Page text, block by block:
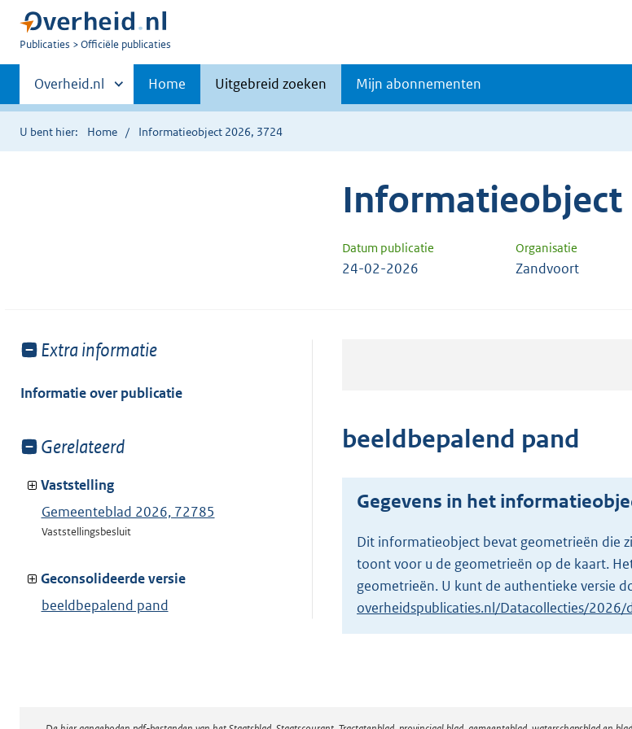
U
Publicaties Officiële publicaties
Primaire
navigatie
Andere
sites
binnen
Overheid.nl Home Uitgebreid zoeken Mijn abonnementen
U bent hier: Home Informatieobject 2026, 3724
Informatieobject
Datum publicatie Organisatie
24-02-2026 Zandvoort
Toon
van:
Extra informatie
Informatie over publicatie
Toon
van:
Gerelateerd
Vaststelling
Gemeenteblad 2026, 72785
Vaststellingsbesluit
Geconsolideerde versie
beeldbepalend pand
beeldbepalend pand
Gegevens in het
Dit informatieobject bevat geometrieën die
toont voor u de geometrieën op de kaart.
geometrieën. U kunt de authentieke versie
overheidspublicaties.nl/Datacollecties/